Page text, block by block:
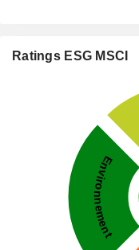
Ratings ESG MSCI